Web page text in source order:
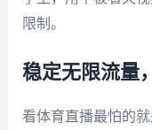
限制。
稳定无限流量
看体育直播最怕的